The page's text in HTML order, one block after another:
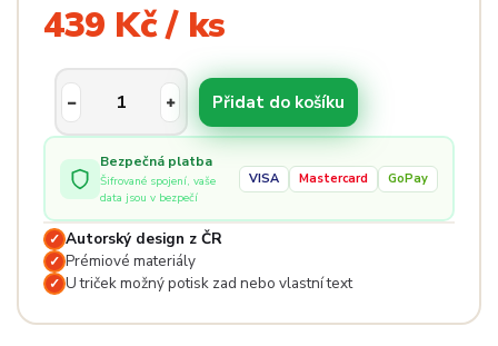
439 Kč / ks
Přidat do košíku
Bezpečná platba
Šifrované spojení, vaše
data jsou v bezpečí
VISA Mastercard GoPay
✓ Autorský design z ČR
✓ Prémiové materiály
✓ U triček možný potisk zad nebo vlastní text